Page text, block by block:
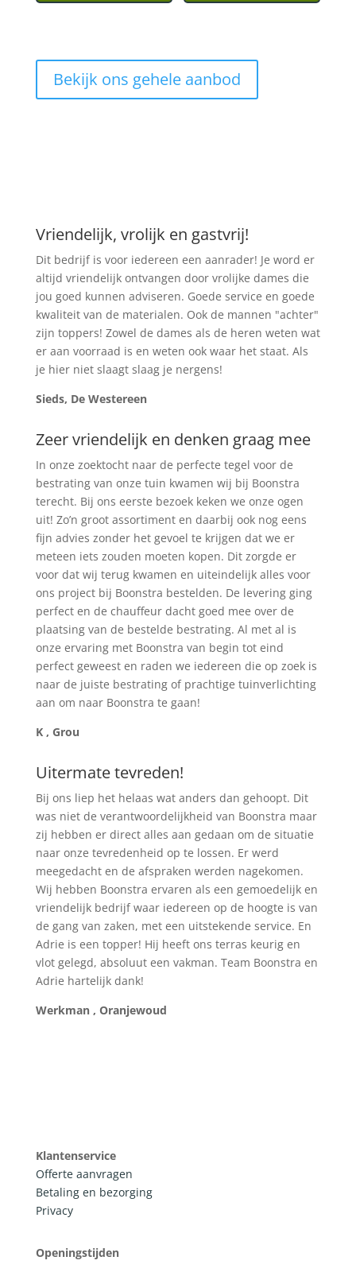
Bekijk ons gehele aanbod
Vriendelijk, vrolijk en gastvrij!
Dit bedrijf is voor iedereen een aanrader! Je word er
altijd vriendelijk ontvangen door vrolijke dames die
jou goed kunnen adviseren. Goede service en goede
kwaliteit van de materialen. Ook de mannen "achter"
zijn toppers! Zowel de dames als de heren weten wat
er aan voorraad is en weten ook waar het staat. Als
je hier niet slaagt slaag je nergens!
Sieds, De Westereen
Zeer vriendelijk en denken graag mee
In onze zoektocht naar de perfecte tegel voor de
bestrating van onze tuin kwamen wij bij Boonstra
terecht. Bij ons eerste bezoek keken we onze ogen
uit! Zo’n groot assortiment en daarbij ook nog eens
fijn advies zonder het gevoel te krijgen dat we er
meteen iets zouden moeten kopen. Dit zorgde er
voor dat wij terug kwamen en uiteindelijk alles voor
ons project bij Boonstra bestelden. De levering ging
perfect en de chauffeur dacht goed mee over de
plaatsing van de bestelde bestrating. Al met al is
onze ervaring met Boonstra van begin tot eind
perfect geweest en raden we iedereen die op zoek is
naar de juiste bestrating of prachtige tuinverlichting
aan om naar Boonstra te gaan!
K , Grou
Uitermate tevreden!
Bij ons liep het helaas wat anders dan gehoopt. Dit
was niet de verantwoordelijkheid van Boonstra maar
zij hebben er direct alles aan gedaan om de situatie
naar onze tevredenheid op te lossen. Er werd
meegedacht en de afspraken werden nagekomen.
Wij hebben Boonstra ervaren als een gemoedelijk en
vriendelijk bedrijf waar iedereen op de hoogte is van
de gang van zaken, met een uitstekende service. En
Adrie is een topper! Hij heeft ons terras keurig en
vlot gelegd, absoluut een vakman. Team Boonstra en
Adrie hartelijk dank!
Werkman , Oranjewoud
Klantenservice
Offerte aanvragen
Betaling en bezorging
Privacy
Openingstijden